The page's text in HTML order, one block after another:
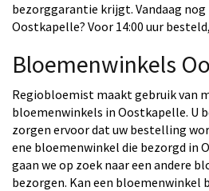
bezorggarantie krijgt. Vandaag
Oostkapelle? Voor 14:00 uur
Bloemenwinkels
Regiobloemist maakt gebruik van
bloemenwinkels in Oostkapelle. U
zorgen ervoor dat uw bestelling
ene bloemenwinkel die bezorgd in
gaan we op zoek naar een andere
bezorgen. Kan een bloemenwinkel